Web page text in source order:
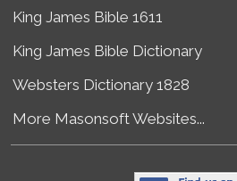
King James Bible 1611
King James Bible Dictionary
Websters Dictionary 1828
More Masonsoft Websites...